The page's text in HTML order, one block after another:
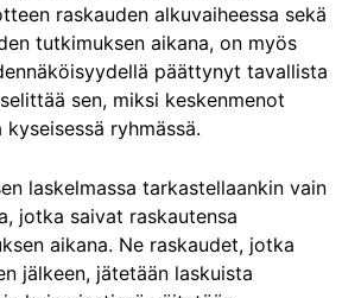
raskauden alkuvaiheessa sekä
tutkimuksen aikana, on myös
päättynyt tavallista
sen, miksi keskenmenot
ryhmässä.
laskelmassa tarkastellaankin vain
jotka saivat raskautensa
aikana. Ne raskaudet, jotka
jälkeen, jätetään laskuista